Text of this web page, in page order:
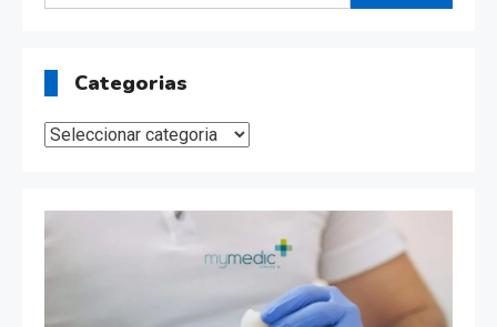
por:
Categorias
Categorias